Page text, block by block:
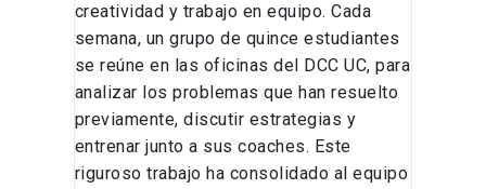
creatividad y trabajo en equipo. Cada
semana, un grupo de quince estudiantes
se reúne en las oficinas del DCC UC, para
analizar los problemas que han resuelto
previamente, discutir estrategias y
entrenar junto a sus coaches. Este
riguroso trabajo ha consolidado al equipo